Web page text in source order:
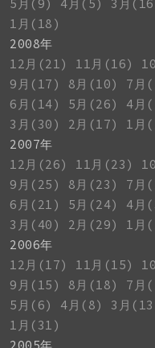
5月(9)
4月(5) 3月
1月(18)
2008年
12月(21)
11月(16)
9月(17)
8月(10)
7月
6月(14)
5月(26)
4月
3月(30)
2月(17)
1月
2007年
12月(26)
11月(23)
9月(25)
8月(23)
7月
6月(21)
5月(24)
4月
3月(40)
2月(29)
1月
2006年
12月(17)
11月(15)
9月(15)
8月(18) 7月
5月(6)
4月(8) 3月
1月(31)